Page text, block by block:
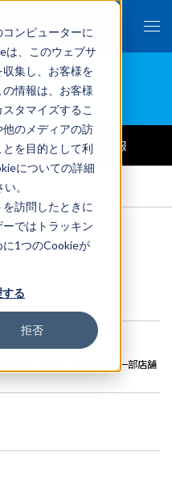
ンピューターに
は、このウェブサ
集し、お客様を
情報は、お客様
タマイズするこ
のメディアの訪
を目的として利
についての詳細
。
訪問したときに
ではトラッキン
1つのCookieが
る
拒否
らせ メディア情報
人向けモデル 野村證券の一部店舗